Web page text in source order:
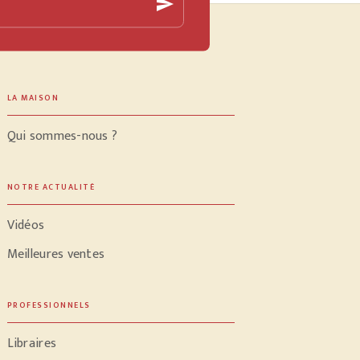
send
LA MAISON
Qui sommes-nous ?
NOTRE ACTUALITÉ
Vidéos
Meilleures ventes
PROFESSIONNELS
Libraires